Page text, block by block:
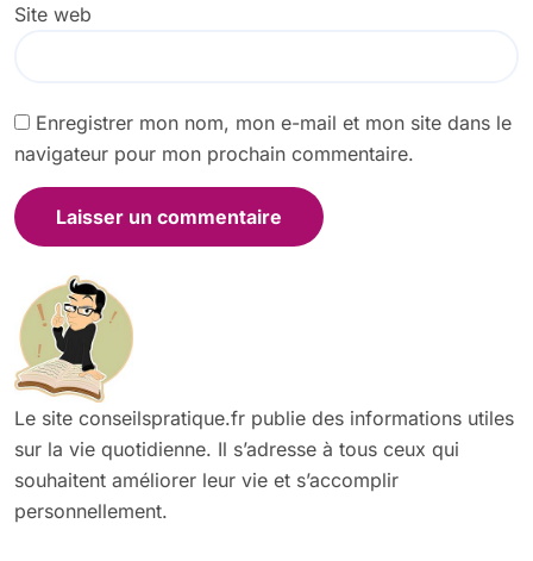
Site web
Enregistrer mon nom, mon e-mail et mon site dans le
navigateur pour mon prochain commentaire.
Le site conseilspratique.fr publie des informations utiles
sur la vie quotidienne. Il s’adresse à tous ceux qui
souhaitent améliorer leur vie et s’accomplir
personnellement.